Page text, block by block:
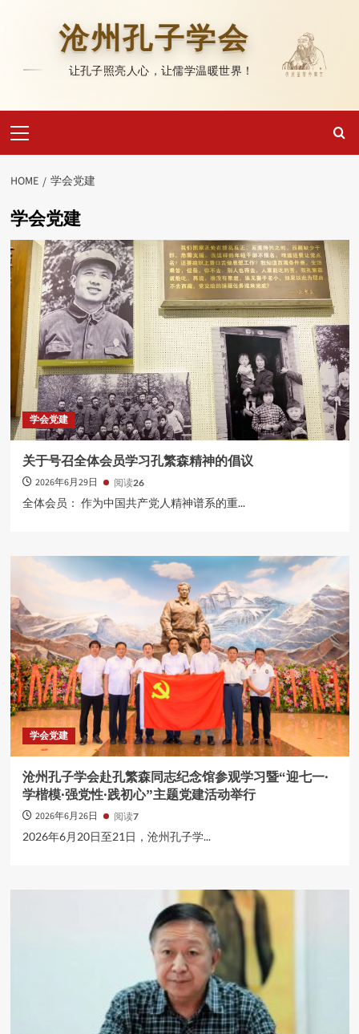
沧州孔子学会
让孔子照亮人心，让儒学温暖世界！
Menu
HOME 学会党建
学会党建
学会党建
关于号召全体会员学习孔繁森精神的倡议
2026年6月29日 阅读26
全体会员： 作为中国共产党人精神谱系的重...
学会党建
沧州孔子学会赴孔繁森同志纪念馆参观学习暨“迎七一·
学楷模·强党性·践初心”主题党建活动举行
2026年6月26日 阅读7
2026年6月20日至21日，沧州孔子学...